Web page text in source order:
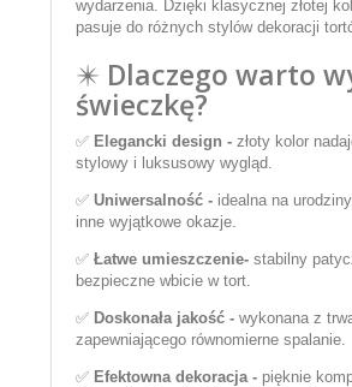
wydarzenia. Dzięki klasycznej złotej
pasuje do różnych stylów dekoracji
✴️ Dlaczego warto
świeczkę?
✅ Elegancki design -złoty kolor
stylowy i luksusowy wygląd.
✅ Uniwersalność -idealna na
inne wyjątkowe okazje.
✅ Łatwe umieszczenie- stabilny
bezpieczne wbicie w tort.
✅ Doskonała jakość -wykonana z
zapewniającego równomierne spalanie.
✅ Efektowna dekoracja -pięknie